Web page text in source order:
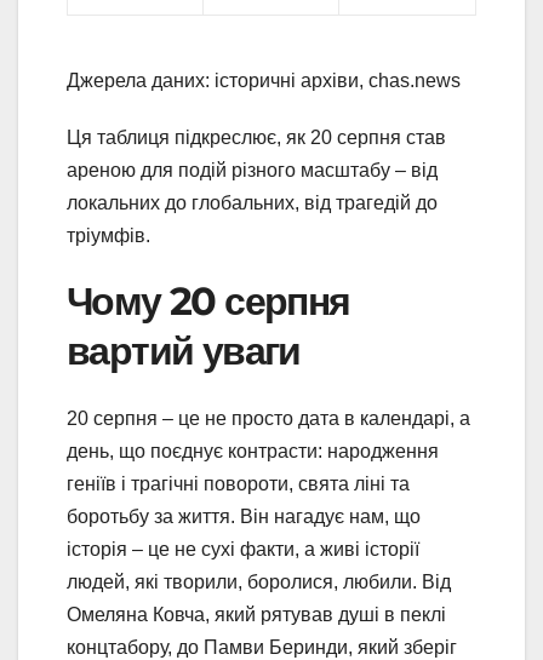
Джерела даних: історичні архіви, chas.news
Ця таблиця підкреслює, як 20 серпня став
ареною для подій різного масштабу – від
локальних до глобальних, від трагедій до
тріумфів.
Чому 20 серпня
вартий уваги
20 серпня – це не просто дата в календарі, а
день, що поєднує контрасти: народження
геніїв і трагічні повороти, свята ліні та
боротьбу за життя. Він нагадує нам, що
історія – це не сухі факти, а живі історії
людей, які творили, боролися, любили. Від
Омеляна Ковча, який рятував душі в пеклі
концтабору, до Памви Беринди, який зберіг